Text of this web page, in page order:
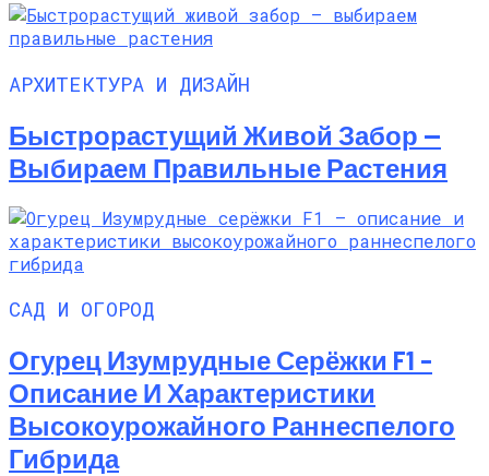
АРХИТЕКТУРА И ДИЗАЙН
Быстрорастущий Живой Забор —
Выбираем Правильные Растения
САД И ОГОРОД
Огурец Изумрудные Серёжки F1 –
Описание И Характеристики
Высокоурожайного Раннеспелого
Гибрида